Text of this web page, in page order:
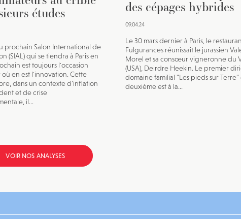
études
prochain Salon International de
(SIAL) qui se tiendra à Paris en
est toujours l'occasion
en est l'innovation. Cette
dans un contexte d’inflation
et de crise
il...
des cépages hybrides
09.04.24
Le 30 mars dernier à Paris, le
Fulgurances réunissait le jurassien
Morel et sa consœur vigneronne du
(USA), Deirdre Heekin. Le premier
domaine familial "Les pieds sur Terre"
deuxième est à la...
VOIR NOS ANALYSES